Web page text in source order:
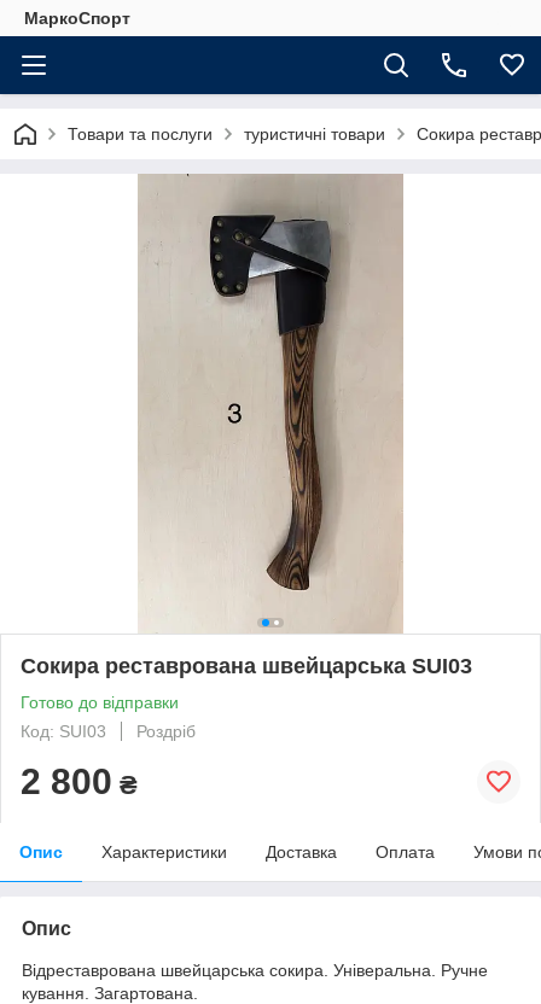
МаркоСпорт
Товари та послуги туристичні товари Сокира
Сокира реставрована швейцарська SUI03
Готово до відправки
Код: SUI03
Роздріб
2 800 ₴
Опис Характеристики Доставка Оплата Умови
Опис
Відреставрована швейцарська сокира. Універальна. Ручне
кування. Загартована.